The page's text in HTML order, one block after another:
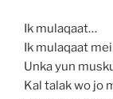
Ik mulaqaat…
Ik mulaqaat
Unka yun
Kal talak wo jo